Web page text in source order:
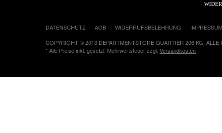
DATENSCHUTZ AGB WIDERRUFSBELEHRUNG
IMPRESSUM
COPYRIGHT © 2013 DEPARTMENTSTORE QUARTIER 206 KG, ALLE
* Alle Preise inkl. gesetzl. Mehrwertsteuer zzgl. Versandkosten